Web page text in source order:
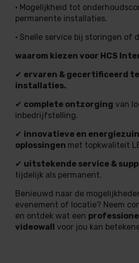
• Mogelijkheid tot
permanente installaties.
• Snelle service bij storingen of
waarom kiezen voor HCS
✔ ervaren & gecertificeerd
installaties.
✔ complete ontzorging van
inbedrijfstelling.
✔ innovatieve en
oplossingen met topkwaliteit
✔ uitstekende service &
tijdelijk als permanent.
Benieuwd naar de
evenement of locatie? Neem
en ontdek wat een
videowall voor jou kan